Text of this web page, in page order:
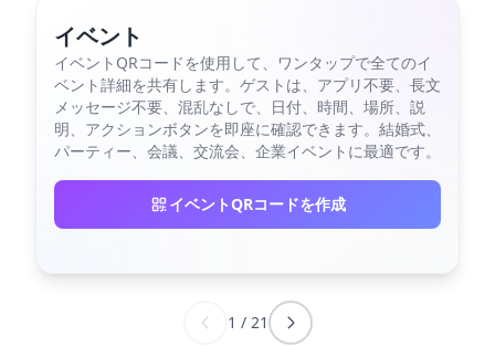
イベント
イベントQRコードを使用して、ワンタップで全てのイ
ベント詳細を共有します。ゲストは、アプリ不要、長文
メッセージ不要、混乱なしで、日付、時間、場所、説
明、アクションボタンを即座に確認できます。結婚式、
パーティー、会議、交流会、企業イベントに最適です。
イベントQRコードを作成
1 / 21